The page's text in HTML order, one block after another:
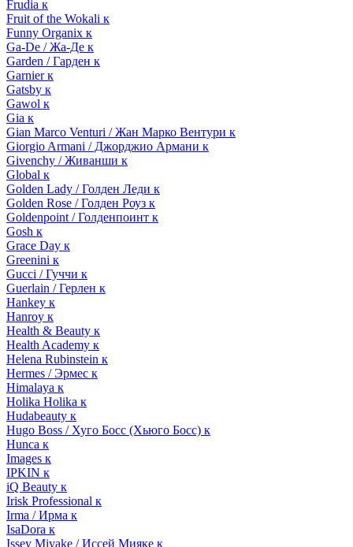
Frudia к
Fruit of the Wokali к
Funny Organix к
Ga-De / Жа-Де к
Garden / Гарден к
Garnier к
Gatsby к
Gawol к
Gia к
Gian Marco Venturi / Жан Марко Вентури к
Giorgio Armani / Джорджио Армани к
Givenchy / Живанши к
Global к
Golden Lady / Голден Леди к
Golden Rose / Голден Роуз к
Goldenpoint / Голденпоинт к
Gosh к
Grace Day к
Greenini к
Gucci / Гуччи к
Guerlain / Герлен к
Hankey к
Hanroy к
Health & Beauty к
Health Academy к
Helena Rubinstein к
Hermes / Эрмес к
Himalaya к
Holika Holika к
Hudabeauty к
Hugo Boss / Хуго Босс (Хьюго Босс) к
Hunca к
Images к
IPKIN к
iQ Beauty к
Irisk Professional к
Irma / Ирма к
IsaDora к
Issey Miyake / Иссей Мияке к